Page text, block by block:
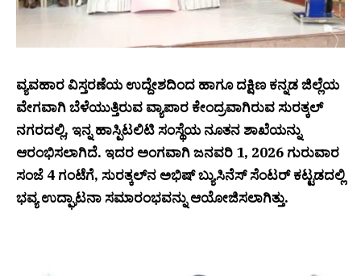
ವ್ಯವಹಾರ ವಿಸ್ತರಣೆಯ ಉದ್ದೇಶದಿಂದ ಹಾಗೂ ದಕ್ಷಿಣ ಕನ್ನಡ ಜಿಲ್ಲೆಯ
ವೇಗವಾಗಿ ಬೆಳೆಯುತ್ತಿರುವ ವ್ಯಾಪಾರ ಕೇಂದ್ರವಾಗಿರುವ ಸುರತ್ಕಲ್
ನಗರದಲ್ಲಿ, ಇನ್ನ ಹಾಸ್ಪಿಟಲಿಟಿ ಸಂಸ್ಥೆಯ ನೂತನ ಶಾಖೆಯನ್ನು
ಆರಂಭಿಸಲಾಗಿದೆ. ಇದರ ಅಂಗವಾಗಿ ಜನವರಿ 1, 2026 ಗುರುವಾರ
ಸಂಜೆ 4 ಗಂಟೆಗೆ, ಸುರತ್ಕಲ್‌ನ ಅಭಿಷ್ ಬ್ಯುಸಿನೆಸ್ ಸೆಂಟರ್ ಕಟ್ಟಡದಲ್ಲಿ
ಭವ್ಯ ಉದ್ಘಾಟನಾ ಸಮಾರಂಭವನ್ನು ಆಯೋಜಿಸಲಾಗಿತ್ತು.